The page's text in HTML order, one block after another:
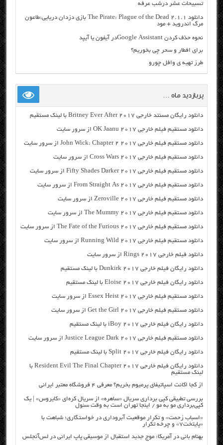
تسبیحات عشر درشب عرفه
دانلود The Pirate: Plague of the Dead 2.1.1 بازی دزدان دریایی:طاعون
مرگ اندروید + مود
نحوه حذف کردن Google Assistantدر آیفون یا آیپد
برای افطار و سحر چی بخوریم؟
طرز تهیه ی وافل چورو
پربازدید ماه …
دانلود رایگان مسنتد خارجی Britney Ever After 2017 با لینک مستقیم
دانلود مستقیم فیلم خارجی OK Jaanu 2017 از سرور سایت
دانلود مستقیم فیلم خارجی John Wick: Chapter 2 2017 از سرور سایت
دانلود مستقیم فیلم خارجی Cross Wars 2017 از سرور سایت
دانلود مستقیم فیلم خارجی Fifty Shades Darker 2017 از سرور سایت
دانلود مستقیم فیلم خارجی From Straight As 2017 از سرور سایت
دانلود مستقیم فیلم خارجی Zeroville 2017 از سرور سایت
دانلود مستقیم فیلم خارجی The Mummy 2017 از سرور سایت
دانلود مستقیم فیلم خارجی The Fate of the Furious 2017 از سرور سایت
دانلود مستقیم فیلم خارجی Running Wild 2017 از سرور سایت
دانلود فیلم خارجی Rings 2017 از سرور سایت
دانلود رایگان فیلم خارجی Dunkirk 2017 با لینک مستقیم
دانلود رایگان فیلم خارجی Eloise 2017 با لینک مستقیم
دانلود مستقیم فیلم خارجی Essex Heist 2017 از سرور سایت
دانلود مستقیم فیلم خارجی Get the Girl 2017 از سرور سایت
دانلود رایگان فیلم خارجی iBoy 2017 با لینک مستقیم
دانلود مستقیم فیلم خارجی Justice League Dark 2017 از سرور سایت
دانلود رایگان فیلم خارجی Split 2017 با لینک مستقیم
دانلود رایگان فیلم خارجی Resident Evil The Final Chapter 2017 با
لینک مستقیم
از کجا اکانت اسپاتیفای پرمیوم بخریم؟ معرفی ۴ فروشگاه معتبر ایرانی
بررسی تطبیقی کپی برداری سریال «ساهره» از سریال کره‌ای «کایروس» | یک
کپی‌برداری مو به مو / اینجا تهران است به وقت سئول
«اسباب زحمت» و تکرار موقعیت آبروداری در خواستگاری؛ شباهت با
«پایتخت۷» و چرخه تکرار
بهنام بانی در آمریکا: موج جدید استقبال از موسیقی پاپ ایرانی در لس‌آنجلس